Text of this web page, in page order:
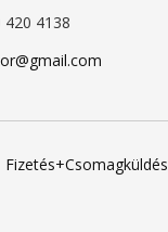
420 4138
Fizetés+Csomagküldés